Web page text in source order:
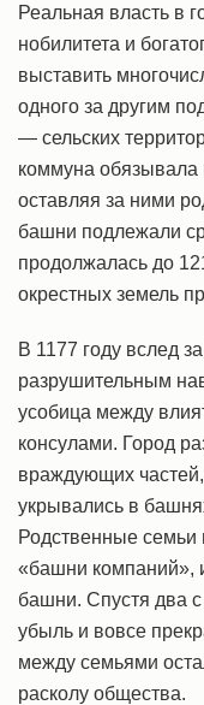
Реальная власть в
нобилитета и
выставить
одного за другим
— сельских
коммуна обязывала
оставляя за ними
башни подлежали
продолжалась до
окрестных земель
В 1177 году вслед
разрушительным
усобица между
консулами. Город
враждующих
укрывались в
Родственные
«башни компаний»,
башни. Спустя два
убыль и вовсе
между семьями
расколу общества.